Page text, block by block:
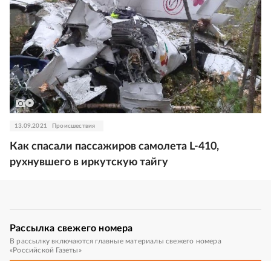
13.09.2021 Происшествия
Как спасали пассажиров самолета L-410,
рухнувшего в иркутскую тайгу
Рассылка свежего номера
В рассылку включаются главные материалы свежего номера
«Российской Газеты»